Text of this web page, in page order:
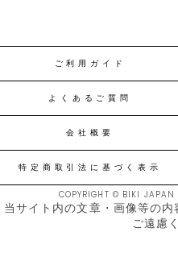
ご利用ガイド
よくあるご質問
会社概要
特定商取引法に基づく表示
COPYRIGHT © BIKI JAPAN
当サイト内の文章・画像等の
ご遠慮